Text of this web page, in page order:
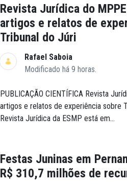
Revista Jurídica do
artigos e relatos de
Tribunal do Júri
Rafael Saboia
Modificado há 9 horas.
PUBLICAÇÃO CIENTÍFICA Revista
artigos e relatos de experiência sobre
Revista Jurídica da ESMP está em...
Festas Juninas em
R$ 310,7 milhões de